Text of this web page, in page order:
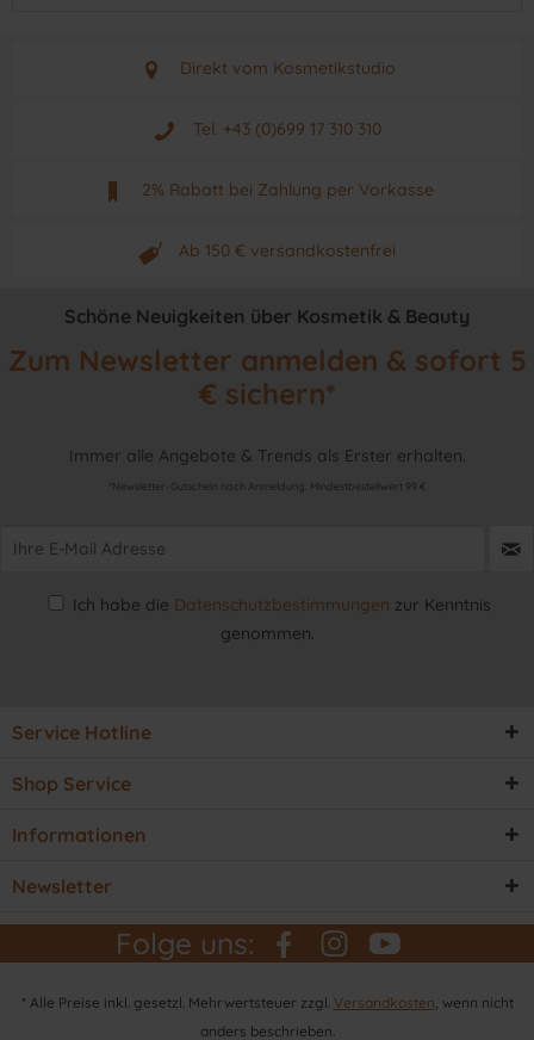
Direkt vom Kosmetikstudio
Aus Graz - Österreich
Tel. +43 (0)699 17 310 310
Mo - Fr. von 9 - 17 Uhr
2% Rabatt bei Zahlung per Vorkasse
Neuwertiges & aktuelles Produkt
Ab 150 € versandkostenfrei
Originalprodukt vom Hersteller
Schöne Neuigkeiten über Kosmetik & Beauty
Zum Newsletter anmelden & sofort 5
€ sichern*
Immer alle Angebote & Trends als Erster erhalten.
*Newsletter-Gutschein nach Anmeldung. Mindestbestellwert 99 €
Ich habe die Datenschutzbestimmungen zur Kenntnis
genommen.
Service Hotline
Shop Service
Informationen
Newsletter
Folge uns:
* Alle Preise inkl. gesetzl. Mehrwertsteuer zzgl. Versandkosten , wenn nicht
anders beschrieben.